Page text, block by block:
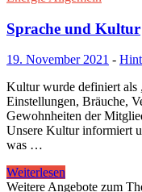
Sprache und Kultur
19. November 2021 -
Kultur wurde definiert als
Einstellungen, Bräuche,
Gewohnheiten der
Unsere Kultur informiert
was …
Weiterlesen
Weitere Angebote zum